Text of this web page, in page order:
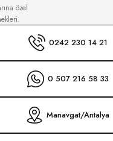
özel
0242 230 14 21
0 507 216 58 33
Manavgat/Antalya